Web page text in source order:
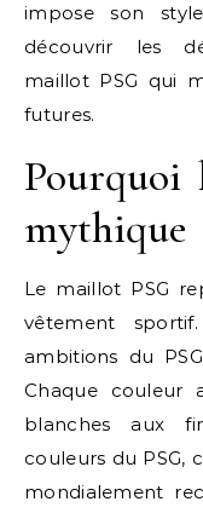
impose son
découvrir les
maillot PSG qui
futures.
Pourquoi
mythique
Le maillot PSG
vêtement
ambitions du
Chaque couleur
blanches aux
couleurs du PSG,
mondialement